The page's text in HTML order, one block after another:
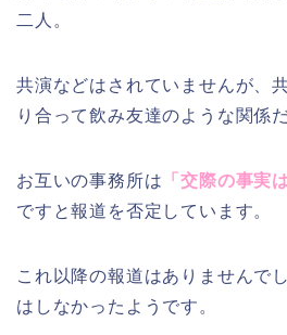
二人。
共演などはされていませんが、
り合って飲み友達のような関係
お互いの事務所は 「交際の事実
ですと報道を否定しています。
これ以降の報道はありませんで
はしなかったようです。